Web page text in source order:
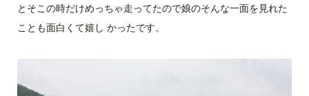
とそこの時だけめっちゃ走ってたので娘のそんな一面を見れた
ことも面白くて嬉し かったです。